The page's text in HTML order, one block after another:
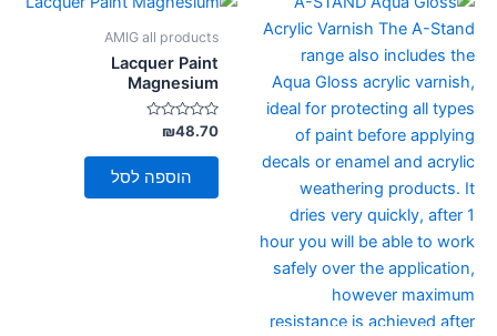
AMIG all products
Lacquer Paint
Magnesium
דורג
0
מתוך
₪48.70
הוספה לסל